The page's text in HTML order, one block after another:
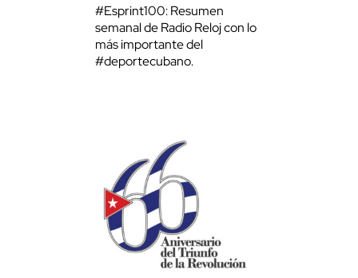
#Esprint100: Resumen
semanal de Radio Reloj con lo
más importante del
#deportecubano.